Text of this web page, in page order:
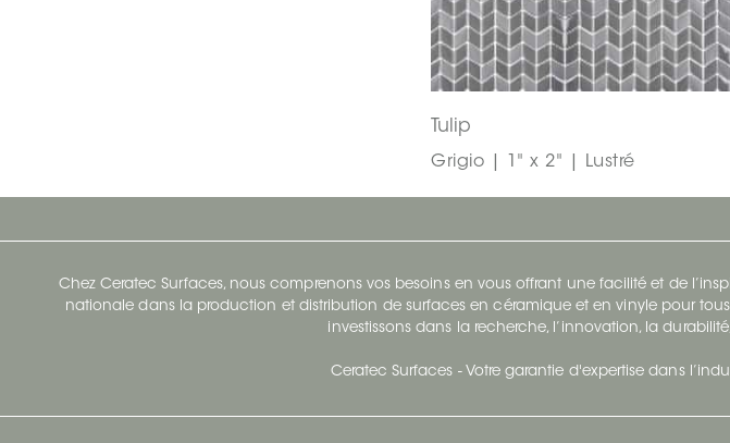
Tulip
Grigio | 1" x 2" | Lustré
Chez Ceratec Surfaces, nous comprenons vos besoins en vous offrant une facilité et de
nationale dans la production et distribution de surfaces en céramique et en vinyle pour
investissons dans la recherche, l’innovation, la
Ceratec Surfaces - Votre garantie d'expertise dans